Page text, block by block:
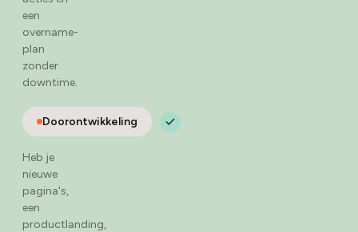
een
overname-
plan
zonder
downtime.
Doorontwikkeling
Heb je
nieuwe
pagina's,
een
productlanding,